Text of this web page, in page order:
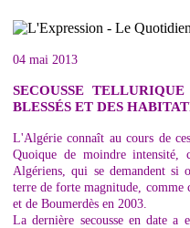
04 mai 2013
SECOUSSE
BLESSÉS ET DES
L'Algérie connaît au cours de
Quoique de moindre intensité,
Algériens, qui se demandent si
terre de forte magnitude, comme
et de Boumerdès en 2003.
La dernière secousse en date